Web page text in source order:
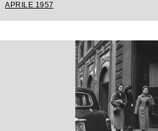
APRILE 1957